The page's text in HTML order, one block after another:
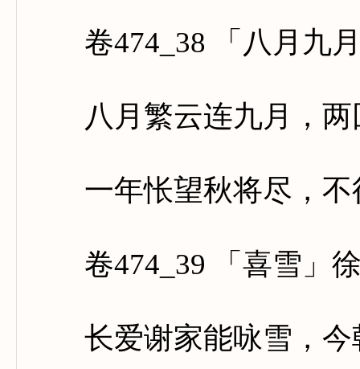
卷474_38 「八月九月
八月繁云连九月，两
一年怅望秋将尽，不
卷474_39 「喜雪」
长爱谢家能咏雪，今